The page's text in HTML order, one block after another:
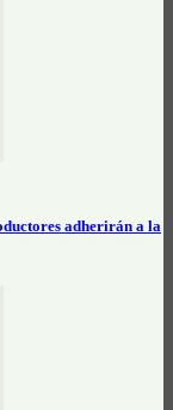
adherirán a la